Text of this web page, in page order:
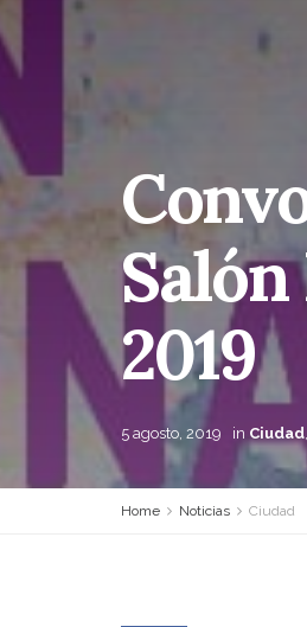
2019
5 agosto, 2019 in Ciudad,
Home Noticias Ciudad